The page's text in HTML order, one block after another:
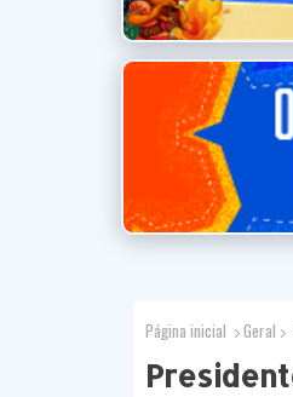
Página inicial Geral